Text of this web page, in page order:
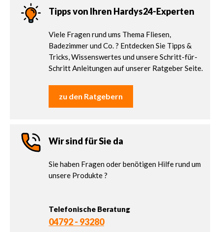
Tipps von Ihren Hardys24-Experten
Viele Fragen rund ums Thema Fliesen,
Badezimmer und Co. ? Entdecken Sie Tipps &
Tricks, Wissenswertes und unsere Schritt-für-
Schritt Anleitungen auf unserer Ratgeber Seite.
zu den Ratgebern
Wir sind für Sie da
Sie haben Fragen oder benötigen Hilfe rund um
unsere Produkte ?
Telefonische Beratung
04792 - 93280